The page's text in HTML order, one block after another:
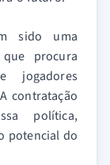
sido uma
procura
jogadores
contratação
política,
potencial do